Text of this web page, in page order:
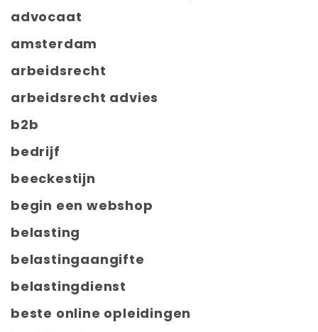
advocaat
amsterdam
arbeidsrecht
arbeidsrecht advies
b2b
bedrijf
beeckestijn
begin een webshop
belasting
belastingaangifte
belastingdienst
beste online opleidingen